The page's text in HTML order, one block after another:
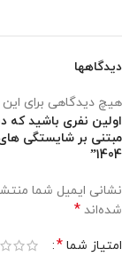
دیدگاهها
هیچ دیدگاهی برای
اولین نفری باشید که
1404”
نشانی ایمیل شما
شده‌اند *
امتیاز شما *